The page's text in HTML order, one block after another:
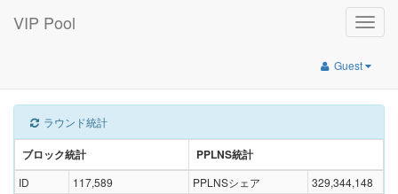
Toggle
VIP Pool
Guest
ラウンド統計
ブロック統計 PPLNS統計
ID 117,589 PPLNSシェア
329,344,148